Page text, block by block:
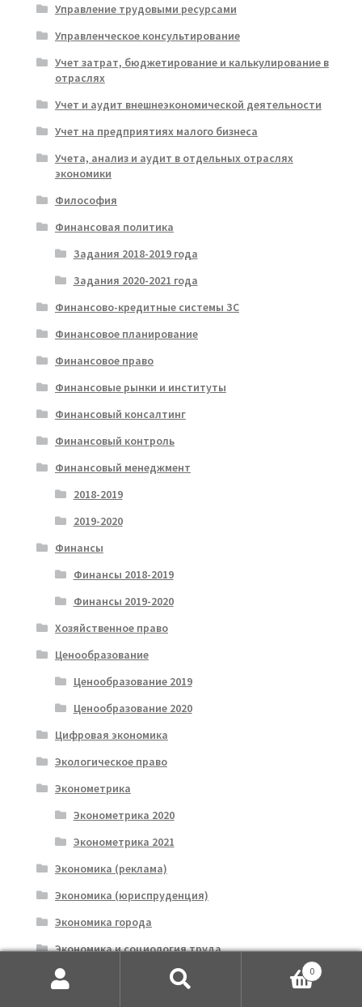
Управление трудовыми ресурсами
Управленческое консультирование
Учет затрат, бюджетирование и калькулирование в
отраслях
Учет и аудит внешнеэкономической деятельности
Учет на предприятиях малого бизнеса
Учета, анализ и аудит в отдельных отраслях
экономики
Философия
Финансовая политика
Задания 2018-2019 года
Задания 2020-2021 года
Финансово-кредитные системы ЗС
Финансовое планирование
Финансовое право
Финансовые рынки и институты
Финансовый консалтинг
Финансовый контроль
Финансовый менеджмент
2018-2019
2019-2020
Финансы
Финансы 2018-2019
Финансы 2019-2020
Хозяйственное право
Ценообразование
Ценообразование 2019
Ценообразование 2020
Цифровая экономика
Экологическое право
Эконометрика
Эконометрика 2020
Эконометрика 2021
Экономика (реклама)
Экономика (юриспруденция)
Экономика города
Экономика и социология труда
Экономика общественного сектора
0